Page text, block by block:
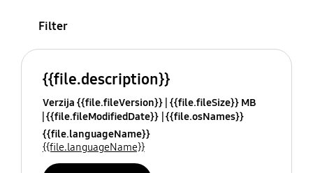
Filter
{{file.description}}
Verzija {{file.fileVersion}} {{file.fileSize}} MB
{{file.fileModifiedDate}} {{file.osNames}}
{{file.languageName}}
{{file.languageName}}